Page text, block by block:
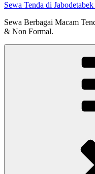
Sewa Tenda di
Sewa Berbagai Macam
& Non Formal.